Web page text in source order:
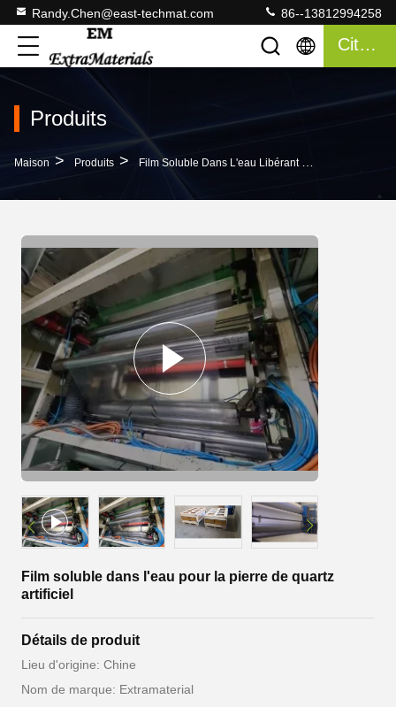
Randy.Chen@east-techmat.com 86--13812994258
Citation
Produits
Maison > Produits > Film Soluble Dans L'eau Libérant Des Moisissures
Film soluble dans l'eau pour la pierre de quartz
artificiel
Détails de produit
Lieu d'origine: Chine
Nom de marque: Extramaterial